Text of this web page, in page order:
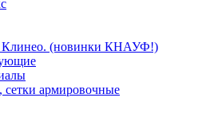
Клинео. (новинки КНАУФ!)
сетки армировочные